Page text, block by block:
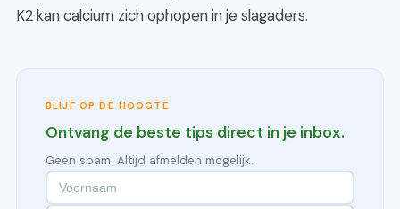
K2 kan calcium zich ophopen in je slagaders.
BLIJF OP DE HOOGTE
Ontvang de beste tips direct in je inbox.
Geen spam. Altijd afmelden mogelijk.